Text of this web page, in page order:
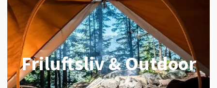
Friluftsliv & Outdoor